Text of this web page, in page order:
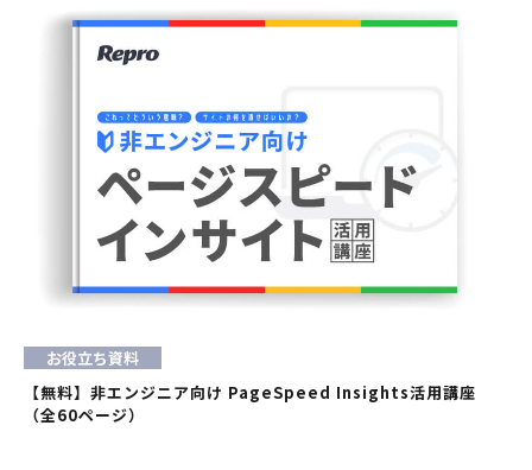
お役立ち資料
【無料】非エンジニア向け PageSpeed Insights活用講座
（全60ページ）